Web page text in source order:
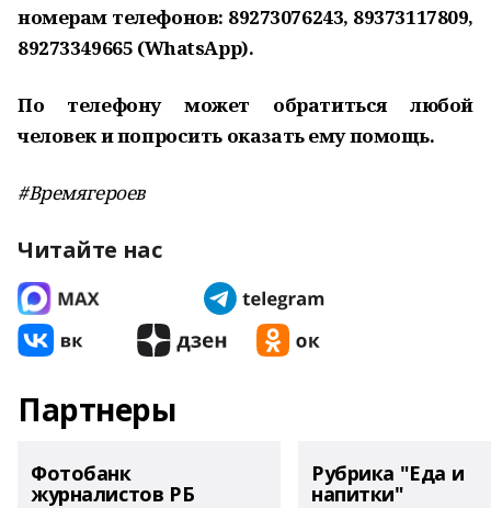
номерам телефонов: 8­927­307­6243, 8­937­311­7809,
8­927­334­9665 (WhatsApp).
По телефону может обратиться любой
человек и попросить оказать ему помощь.
#Времягероев
Читайте нас
Партнеры
Фотобанк
журналистов РБ
Рубрика "Еда и
напитки"